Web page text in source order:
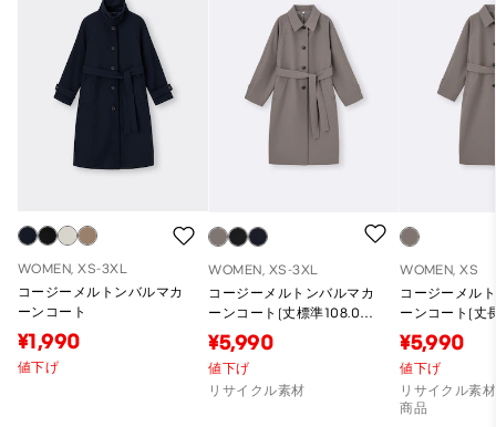
WOMEN, XS-3XL
コージーメルトンバルマカ
ーンコート
¥1,990
値下げ
WOMEN, XS-3XL
コージーメルトンバルマカ
ーンコート(丈標準108.0～
115.0cm)
¥5,990
値下げ
リサイクル素材
WOMEN, XS
コージーメル
ーンコート(丈
120.0cm)
¥5,990
値下げ
リサイクル素
商品